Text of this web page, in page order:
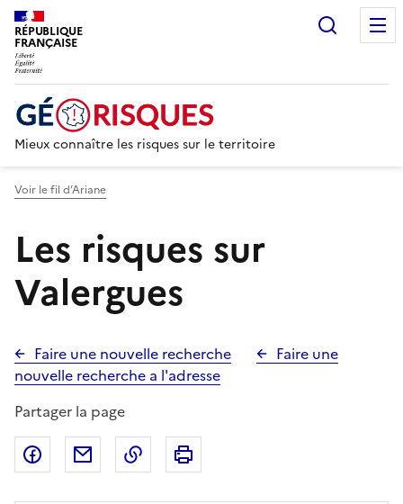
RÉPUBLIQUE
FRANÇAISE
Mieux connaître les risques sur le territoire
Voir le fil d’Ariane
Les risques sur
Valergues
Faire une nouvelle recherche
Faire une
nouvelle recherche a l'adresse
Partager la page
Partager sur Facebook
Partager par emailCopier dans le presse-papier